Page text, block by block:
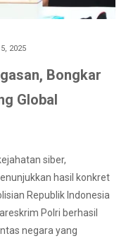
2025
Bongkar
Global
siber,
hasil konkret
Republik Indonesia
Polri berhasil
negara yang